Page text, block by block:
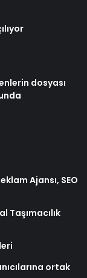
dosyası
Ajansı, SEO
Taşımacılık
ortak